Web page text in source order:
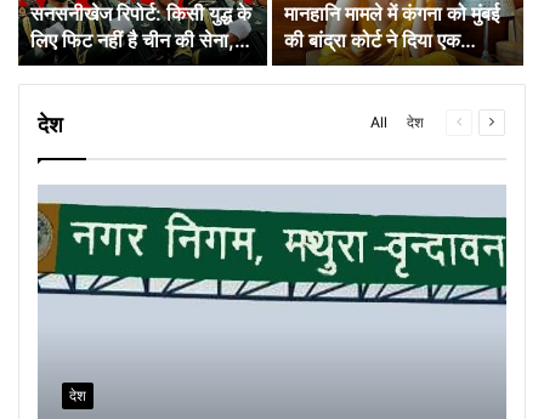
सनसनीखेज रिपोर्ट: किसी युद्ध के
लिए फिट नहीं है चीन की सेना,
व्‍यापक भ्रष्टाचार भी बड़ी बाधा
मानहानि मामले में कंगना को मुंबई
की बांद्रा कोर्ट ने दिया एक
आखिरी मौका
देश All देश
Previous
देश